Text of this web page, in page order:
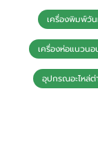
เครื่องพิมพ์วั
เครื่องห่อแนวนอ
อุปกรณอะไหล่ต่